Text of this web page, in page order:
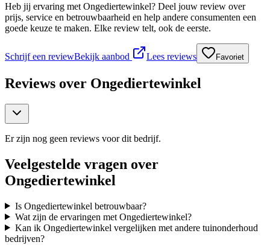
Heb jij ervaring met Ongediertewinkel? Deel jouw review over
prijs, service en betrouwbaarheid en help andere consumenten een
goede keuze te maken. Elke review telt, ook de eerste.
Schrijf een reviewBekijk aanbod Lees reviews Favoriet
Reviews over Ongediertewinkel
Er zijn nog geen reviews voor dit bedrijf.
Veelgestelde vragen over
Ongediertewinkel
Is Ongediertewinkel betrouwbaar?
Wat zijn de ervaringen met Ongediertewinkel?
Kan ik Ongediertewinkel vergelijken met andere tuinonderhoud
bedrijven?